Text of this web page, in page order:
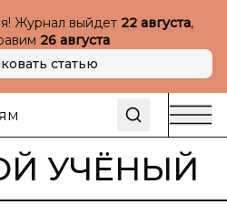
Журнал выйдет 22 августа,
26 августа
статью
УЧЁНЫЙ